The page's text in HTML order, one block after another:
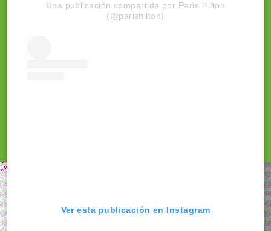
Una publicación compartida por Paris Hilton
(@parishilton)
Ver esta publicación en Instagram